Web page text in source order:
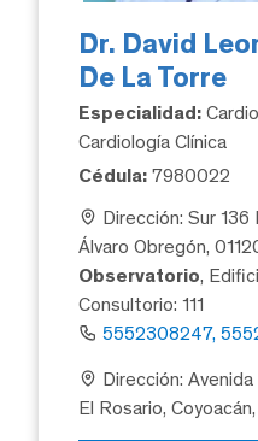
Dr. David
De La Torre
Especialidad:
Cardiología Clínica
Cédula: 7980022
Dirección: Sur 136
Álvaro Obregón,
Observatorio,
Consultorio: 111
5552308247,
Dirección:
El Rosario,